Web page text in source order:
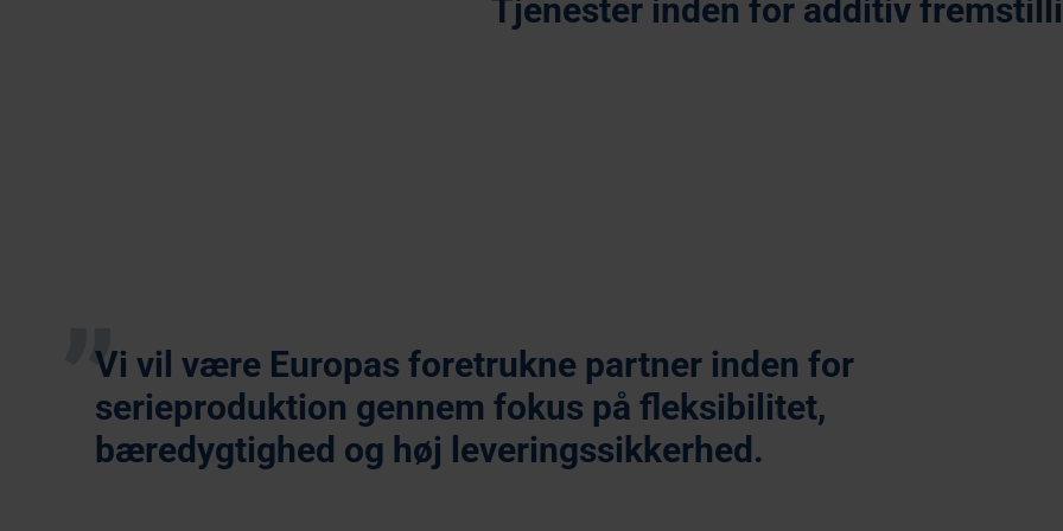
Tjenester inden for additiv
Vi vil være Europas foretrukne partner inden for
serieproduktion gennem fokus på fleksibilitet,
bæredygtighed og høj leveringssikkerhed.